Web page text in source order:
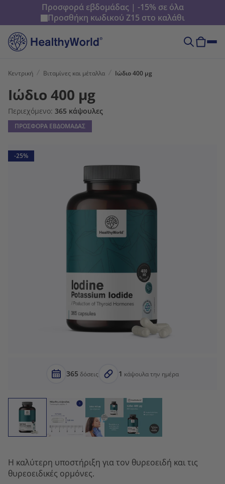
Προσφορά εβδομάδας | -15% σε όλα
Προσθήκη κωδικού Z15 στο καλάθι
Κεντρική Βιταμίνες και μέταλλα Ιώδιο 400 µg
Ιώδιο 400 µg
Περιεχόμενο: 365 κάψουλες
ΠΡΟΣΦΟΡΑ ΕΒΔΟΜΑΔΑΣ
-25%
365 δόσεις 1 κάψουλα την ημέρα
Η καλύτερη υποστήριξη για τον θυρεοειδή και τις
θυρεοειδικές ορμόνες.